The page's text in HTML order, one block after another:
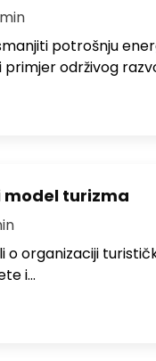
potrošnju
održivog
model turizma
o organizaciji
i…